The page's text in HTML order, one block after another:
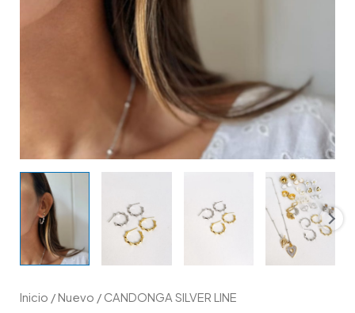
Inicio /Nuevo / CANDONGA SILVER LINE